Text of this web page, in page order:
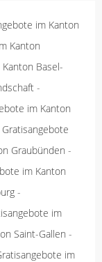
im Kanton
Kanton
Basel-
-
im Kanton
Gratisangebote
Graubünden -
im Kanton
-
im
Saint-Gallen -
im